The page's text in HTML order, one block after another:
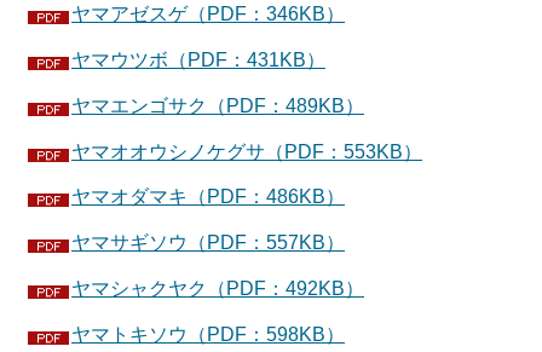
ヤマアゼスゲ（PDF：346KB）
ヤマウツボ（PDF：431KB）
ヤマエンゴサク（PDF：489KB）
ヤマオオウシノケグサ（PDF：553KB）
ヤマオダマキ（PDF：486KB）
ヤマサギソウ（PDF：557KB）
ヤマシャクヤク（PDF：492KB）
ヤマトキソウ（PDF：598KB）